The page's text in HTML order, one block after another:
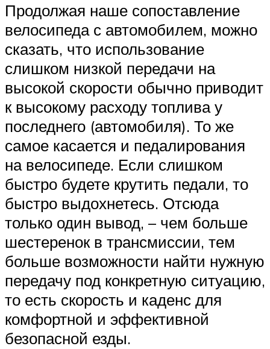
Продолжая наше сопоставление
велосипеда с автомобилем, можно
сказать, что использование
слишком низкой передачи на
высокой скорости обычно приводит
к высокому расходу топлива у
последнего (автомобиля). То же
самое касается и педалирования
на велосипеде. Если слишком
быстро будете крутить педали, то
быстро выдохнетесь. Отсюда
только один вывод, – чем больше
шестеренок в трансмиссии, тем
больше возможности найти нужную
передачу под конкретную ситуацию,
то есть скорость и каденс для
комфортной и эффективной
безопасной езды.